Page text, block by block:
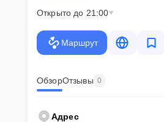
Открыто до 21:00
Маршрут
ОбзорОтзывы 0
Адрес